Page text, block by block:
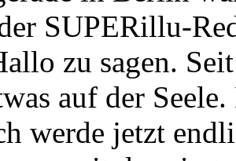
SUPERillu-
zu sagen.
auf der
werde jetzt